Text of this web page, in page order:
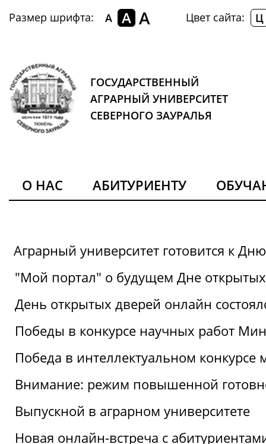
Размер шрифта: A A A Цвет сайта: Ц
ГОСУДАРСТВЕННЫЙ
АГРАРНЫЙ УНИВЕРСИТЕТ
СЕВЕРНОГО ЗАУРАЛЬЯ
О НАС АБИТУРИЕНТУ
Аграрный университет готовится к
"Мой портал" о будущем Дне
День открытых дверей онлайн
Победы в конкурсе научных работ
Победа в интеллектуальном конкурсе
Внимание: режим повышенной
Выпускной в аграрном университете
Новая онлайн-встреча с